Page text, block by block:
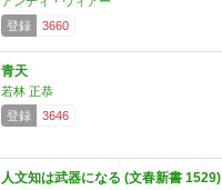
登録
3660
青天
若林 正恭
登録
3646
人文知は武器になる (文春新書 1529)